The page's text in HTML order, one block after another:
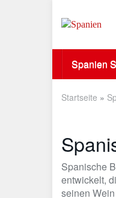
Spanien
Startseite »
Spanische
entwickelt,
seinen